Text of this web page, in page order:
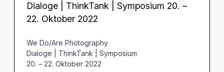
Dialoge | ThinkTank | Symposium 20. –
22. Oktober 2022
We Do/Are Photography
Dialoge | ThinkTank | Symposium
20. – 22. Oktober 2022